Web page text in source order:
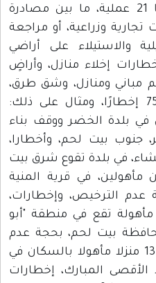
الإسرائيلية والتي بلغ عددها 21 عملية، ما بين مصادرة
وزراعية، أو مراجعة
والاستيلاء على أراضي
إخلاء منازل، وأراضٍ
مباني ومنازل، وشق طرق،
وبلغ عدد هذه الإخطارات 75 إخطارًا، ومثال على ذلك:
بلدة الخضر ووقف بناء
جنوب بيت لحم، وأخطارا،
في بلدة تقوع شرق بيت
مأهولين، في قرية المنية
الترخيص، وإخطارات،
مأهولة تقع في منطقة "أبو
بيت لحم، بحجة عدم
الترخيص، وإخطارات بهدم 13 منزلا مأهولا بالسكان في
المبارك، إخطارات